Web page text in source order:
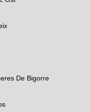
De Bigorre